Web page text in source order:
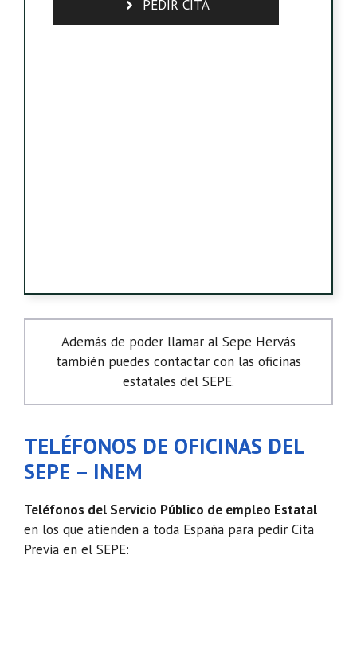
PEDIR CITA
Además de poder llamar al Sepe Hervás
también puedes contactar con las oficinas
estatales del SEPE.
TELÉFONOS DE OFICINAS DEL
SEPE – INEM
Teléfonos del Servicio Público de empleo Estatal
en los que atienden a toda España para pedir Cita
Previa en el SEPE: